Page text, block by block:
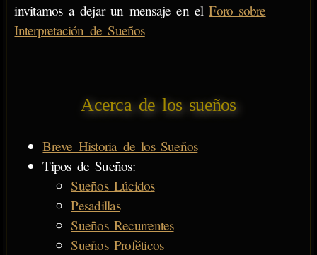
invitamos a dejar un mensaje en elForo sobre
Interpretación de Sueños
Acerca de los sueños
Breve Historia de los Sueños
Tipos de Sueños:
Sueños Lúcidos
Pesadillas
Sueños Recurrentes
Sueños Proféticos